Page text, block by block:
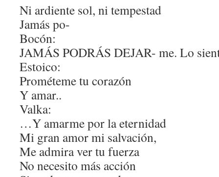
Ni ardiente sol, ni tempestad
Jamás po-
Bocón:
JAMÁS PODRÁS DEJAR- me. Lo
Estoico:
Prométeme tu corazón
Y amar..
Valka:
…Y amarme por la eternidad
Mi gran amor mi salvación,
Me admira ver tu fuerza
No necesito más acción